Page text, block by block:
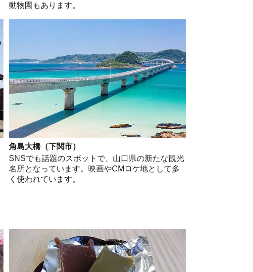
動物園もあります。
角島大橋（下関市）
SNSでも話題のスポットで、山口県の新たな観光
名所となっています。映画やCMロケ地として多
く使われています。